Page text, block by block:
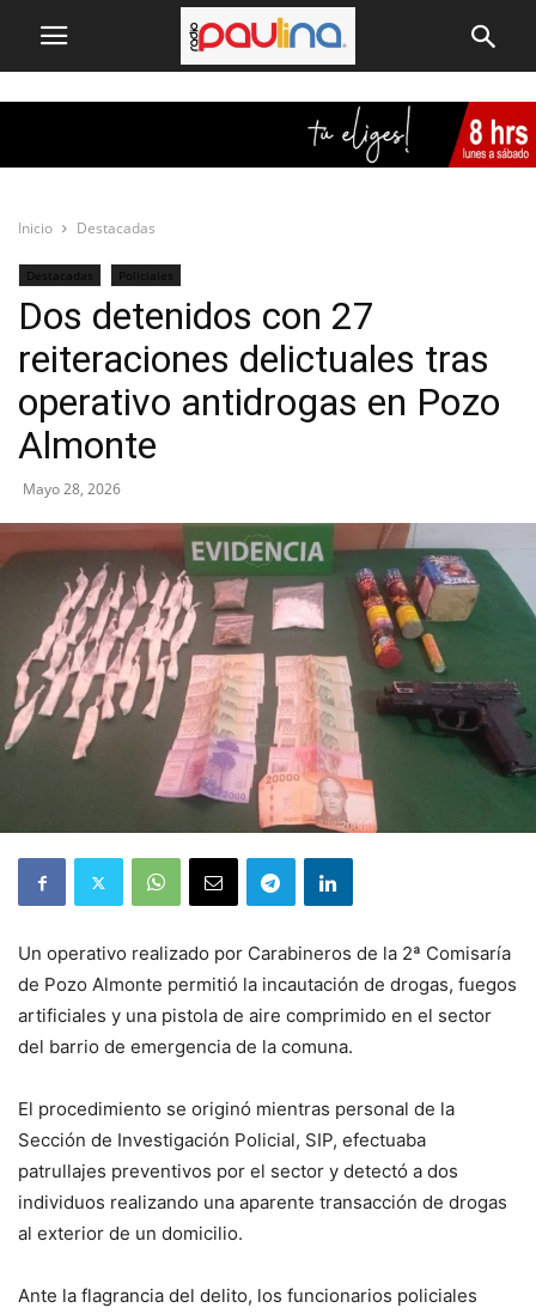
Inicio Destacadas
Destacadas Policiales
Dos detenidos con 27
reiteraciones delictuales tras
operativo antidrogas en Pozo
Almonte
Mayo 28, 2026
Un operativo realizado por Carabineros de la 2ª Comisaría
de Pozo Almonte permitió la incautación de drogas, fuegos
artificiales y una pistola de aire comprimido en el sector
del barrio de emergencia de la comuna.
El procedimiento se originó mientras personal de la
Sección de Investigación Policial, SIP, efectuaba
patrullajes preventivos por el sector y detectó a dos
individuos realizando una aparente transacción de drogas
al exterior de un domicilio.
Ante la flagrancia del delito, los funcionarios policiales